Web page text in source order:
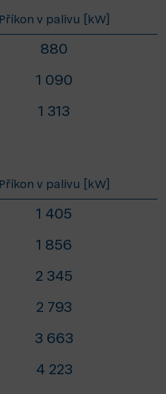
Příkon v palivu [kW]
880
1 090
1 313
Příkon v palivu [kW]
1 405
1 856
2 345
2 793
3 663
4 223